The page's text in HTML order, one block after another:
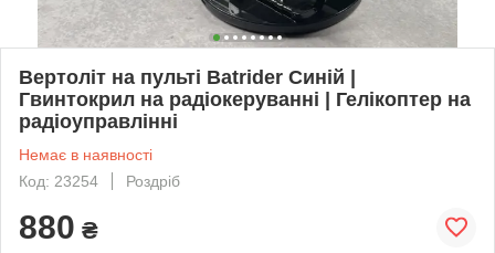
Вертоліт на пульті Batrider Синій |
Гвинтокрил на радіокеруванні | Гелікоптер на
радіоуправлінні
Немає в наявності
Код: 23254
Роздріб
880 ₴